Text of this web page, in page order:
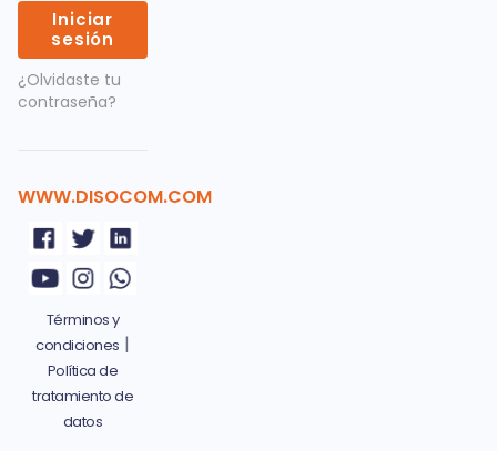
Iniciar
sesión
¿Olvidaste tu
contraseña?
WWW.DISOCOM.COM
Términos y
condiciones |
Política de
tratamiento de
datos